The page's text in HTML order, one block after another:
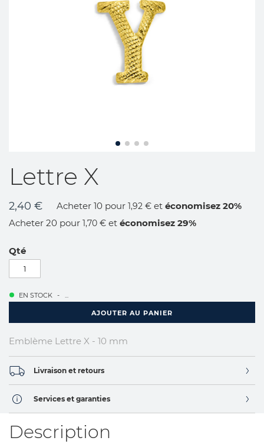
Lettre X
2,40 € Acheter 10 pour 1,92 € et économisez20%
Acheter 20 pour 1,70 € et économisez 29%
Qté
EN STOCK ...
AJOUTER AU PANIER
Emblème Lettre X - 10 mm
Livraison et retours
Services et garanties
the
of
the
gallery
Description